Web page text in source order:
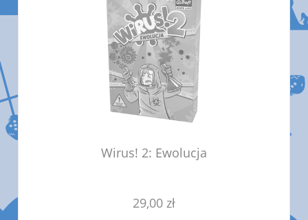
Wirus! 2: Ewolucja
29,00 zł